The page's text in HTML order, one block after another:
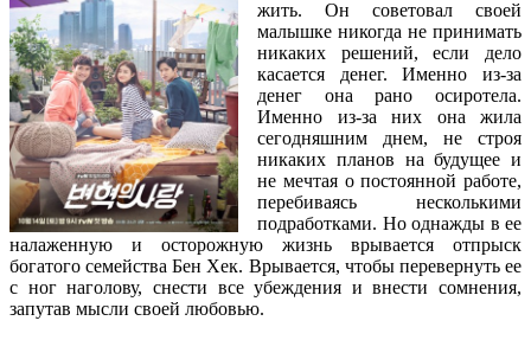
жить. Он советовал своей
малышке никогда не принимать
никаких решений, если дело
касается денег. Именно из-за
денег она рано осиротела.
Именно из-за них она жила
сегодняшним днем, не строя
никаких планов на будущее и
не мечтая о постоянной работе,
перебиваясь несколькими
подработками. Но однажды в ее
налаженную и осторожную жизнь врывается отпрыск
богатого семейства Бен Хек. Врывается, чтобы перевернуть ее
с ног наголову, снести все убеждения и внести сомнения,
запутав мысли своей любовью.